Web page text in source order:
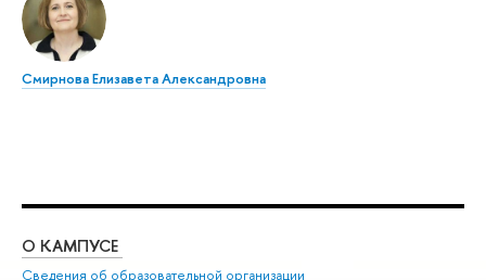
Смирнова Елизавета Александровна
О КАМПУСЕ
Сведения об образовательной организации